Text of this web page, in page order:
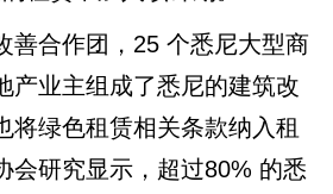
善合作团，25 个悉尼大型商
产业主组成了悉尼的建筑改
将绿色租赁相关条款纳入租
会研究显示，超过80% 的悉